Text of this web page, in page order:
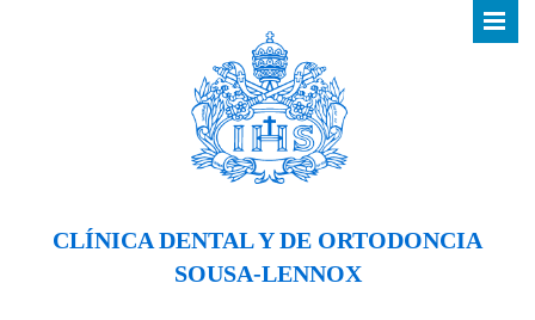
CLÍNICA DENTAL Y DE ORTODONCIA
SOUSA-LENNOX